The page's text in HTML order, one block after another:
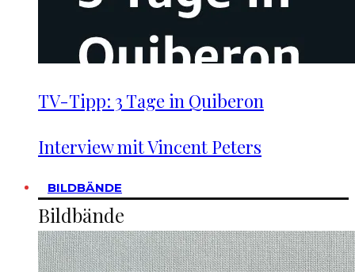
TV-Tipp: 3 Tage in Quiberon
Interview mit Vincent Peters
BILDBÄNDE
Bildbände